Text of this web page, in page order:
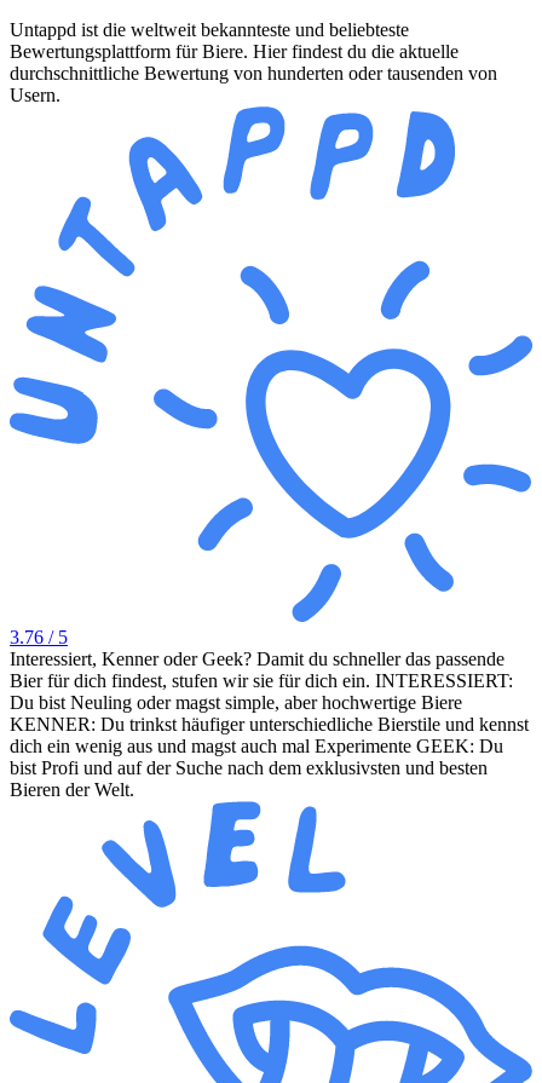
Untappd ist die weltweit bekannteste und beliebteste
Bewertungsplattform für Biere. Hier findest du die aktuelle
durchschnittliche Bewertung von hunderten oder tausenden von
Usern.
3.76 / 5
Interessiert, Kenner oder Geek? Damit du schneller das passende
Bier für dich findest, stufen wir sie für dich ein. INTERESSIERT:
Du bist Neuling oder magst simple, aber hochwertige Biere
KENNER: Du trinkst häufiger unterschiedliche Bierstile und kennst
dich ein wenig aus und magst auch mal Experimente GEEK: Du
bist Profi und auf der Suche nach dem exklusivsten und besten
Bieren der Welt.